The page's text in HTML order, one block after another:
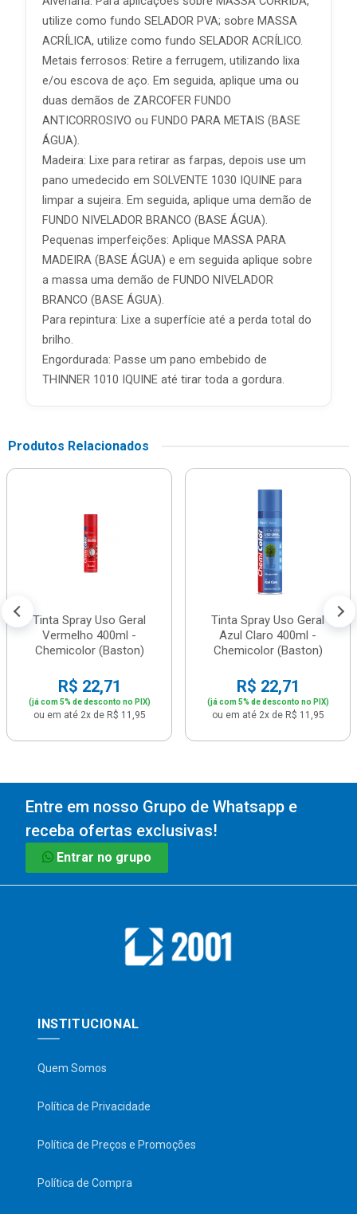
utilize como fundo SELADOR PVA; sobre MASSA
ACRÍLICA, utilize como fundo SELADOR ACRÍLICO.
Metais ferrosos: Retire a ferrugem, utilizando lixa
e/ou escova de aço. Em seguida, aplique uma ou
duas demãos de ZARCOFER FUNDO
ANTICORROSIVO ou FUNDO PARA METAIS (BASE
ÁGUA).
Madeira: Lixe para retirar as farpas, depois use um
pano umedecido em SOLVENTE 1030 IQUINE para
limpar a sujeira. Em seguida, aplique uma demão de
FUNDO NIVELADOR BRANCO (BASE ÁGUA).
Pequenas imperfeições: Aplique MASSA PARA
MADEIRA (BASE ÁGUA) e em seguida aplique sobre
a massa uma demão de FUNDO NIVELADOR
BRANCO (BASE ÁGUA).
Para repintura: Lixe a superfície até a perda total do
brilho.
Engordurada: Passe um pano embebido de
THINNER 1010 IQUINE até tirar toda a gordura.
Produtos Relacionados
Tinta Spray Uso Geral
Vermelho 400ml -
Chemicolor (Baston)
R$ 22,71
(já com 5% de desconto no PIX)
ou em até 2x de R$ 11,95
Tinta Spray Uso Geral
Azul Claro 400ml -
Chemicolor (Baston)
R$ 22,71
(já com 5% de desconto no PIX)
ou em até 2x de R$ 11,95
Entre em nosso Grupo de Whatsapp e
receba ofertas exclusivas!
Entrar no grupo
INSTITUCIONAL
Quem Somos
Política de Privacidade
Política de Preços e Promoções
Política de Compra